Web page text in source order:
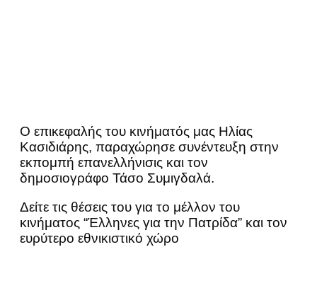
Ο επικεφαλής του κινήματός μας Ηλίας
Κασιδιάρης, παραχώρησε συνέντευξη στην
εκπομπή επανελλήνισις και τον
δημοσιογράφο Τάσο Συμιγδαλά.
Δείτε τις θέσεις του για το μέλλον του
κινήματος “Έλληνες για την Πατρίδα” και τον
ευρύτερο εθνικιστικό χώρο